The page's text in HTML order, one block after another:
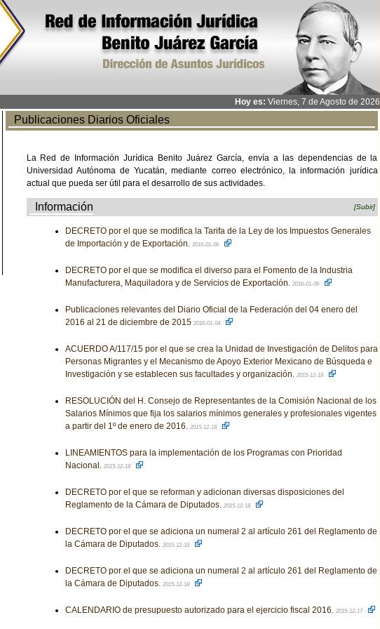
Hoy es: Viernes, 7 de Agosto de 2026
Publicaciones Diarios Oficiales
La Red de Información Jurídica Benito Juárez García, envía a las dependencias de la
Universidad Autónoma de Yucatán, mediante correo electrónico, la información jurídica
actual que pueda ser útil para el desarrollo de sus actividades.
Información [Subir]
DECRETO por el que se modifica la Tarifa de la Ley de los Impuestos Generales
de Importación y de Exportación. 2016-01-06
DECRETO por el que se modifica el diverso para el Fomento de la Industria
Manufacturera, Maquiladora y de Servicios de Exportación. 2016-01-06
Publicaciones relevantes del Diario Oficial de la Federación del 04 enero del
2016 al 21 de diciembre de 2015 2016-01-04
ACUERDO A/117/15 por el que se crea la Unidad de Investigación de Delitos para
Personas Migrantes y el Mecanismo de Apoyo Exterior Mexicano de Búsqueda e
Investigación y se establecen sus facultades y organización. 2015-12-18
RESOLUCIÓN del H. Consejo de Representantes de la Comisión Nacional de los
Salarios Mínimos que fija los salarios mínimos generales y profesionales vigentes
a partir del 1º de enero de 2016. 2015-12-18
LINEAMIENTOS para la implementación de los Programas con Prioridad
Nacional. 2015-12-18
DECRETO por el que se reforman y adicionan diversas disposiciones del
Reglamento de la Cámara de Diputados. 2015-12-18
DECRETO por el que se adiciona un numeral 2 al artículo 261 del Reglamento de
la Cámara de Diputados. 2015-12-18
DECRETO por el que se adiciona un numeral 2 al artículo 261 del Reglamento de
la Cámara de Diputados. 2015-12-18
CALENDARIO de presupuesto autorizado para el ejercicio fiscal 2016. 2015-12-17